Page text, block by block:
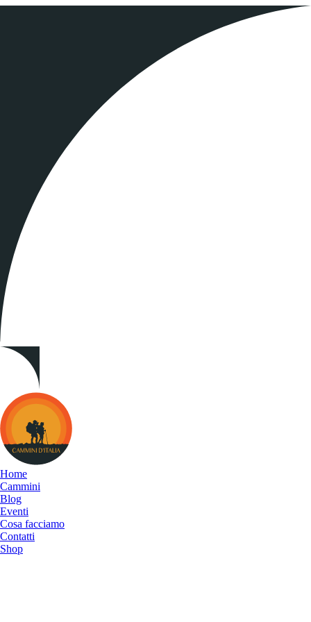
Cammini
d&#039;Italia
Home
Cammini
Blog
Eventi
Cosa facciamo
Contatti
Shop